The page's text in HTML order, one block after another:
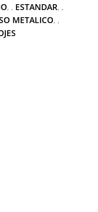
, ESTANDAR ,
METALICO ,